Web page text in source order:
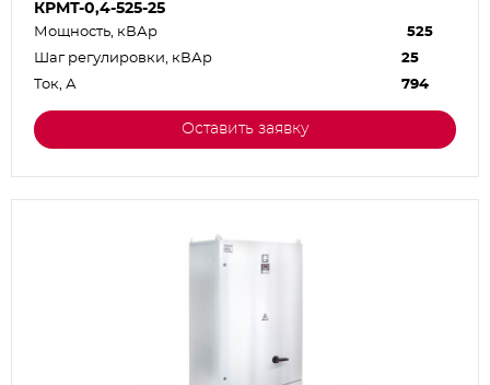
КРМТ-0,4-525-25
Мощность, кВАр
525
Шаг регулировки, кВАр
25
Ток, А
794
Оставить заявку